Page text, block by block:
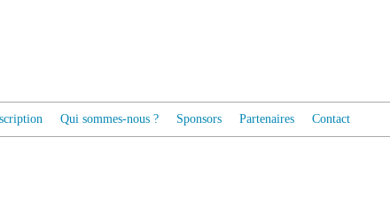
Qui sommes-nous ? Sponsors Partenaires Contact